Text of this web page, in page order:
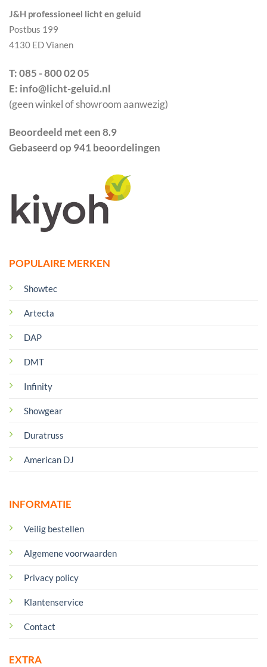
POPULAIRE MERKEN
Showtec
Artecta
DAP
DMT
Infinity
Showgear
Duratruss
American DJ
INFORMATIE
Veilig bestellen
Algemene voorwaarden
Privacy policy
Klantenservice
Contact
EXTRA
J&H professioneel licht en geluid
Postbus 199
4130 ED Vianen
T: 085 - 800 02 05
E: info@licht-geluid.nl
(geen winkel of showroom aanwezig)
Beoordeeld met een 8.9
Gebaseerd op 941 beoordelingen